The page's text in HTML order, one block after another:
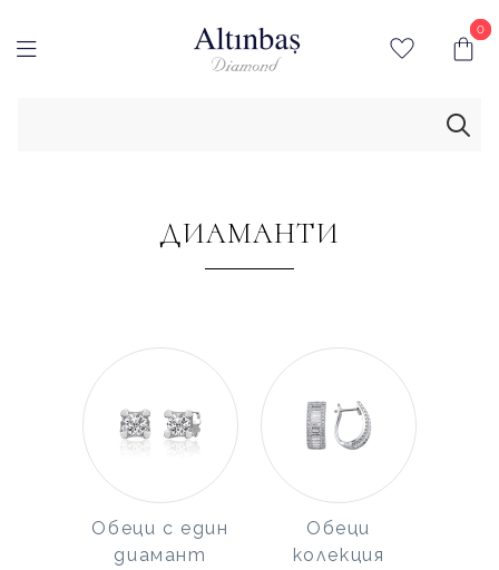
0
0
ДИАМАНТИ
Обеци с един
диамант
Обеци
колекция